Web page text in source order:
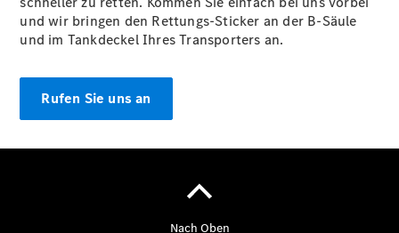
Reifen- und
EU-
Reifenlabel
Transporter-
und wir bringen den Rettungs-Sticker an der B-Säule
und im Tankdeckel Ihres Transporters an.
Rufen Sie uns an